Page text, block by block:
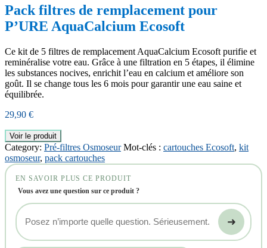
Pack filtres de remplacement pour
P’URE AquaCalcium Ecosoft
Ce kit de 5 filtres de remplacement AquaCalcium Ecosoft purifie et
reminéralise votre eau. Grâce à une filtration en 5 étapes, il élimine
les substances nocives, enrichit l’eau en calcium et améliore son
goût. Il se change tous les 6 mois pour garantir une eau saine et
équilibrée.
29,90 €
Voir le produit
Category: Pré-filtres Osmoseur Mot-clés : cartouches Ecosoft, kit
osmoseur, pack cartouches
EN SAVOIR PLUS CE PRODUIT
Vous avez une question sur ce produit ?
➜